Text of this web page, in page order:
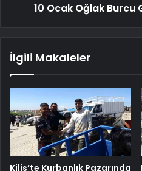
10 Ocak Oğlak Burcu
İlgili Makaleler
Kilis’te Kurbanlık Pazarında